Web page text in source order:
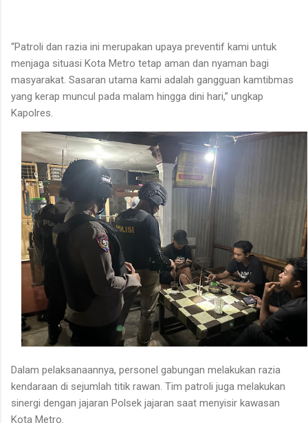
“Patroli dan razia ini merupakan upaya preventif kami untuk
menjaga situasi Kota Metro tetap aman dan nyaman bagi
masyarakat. Sasaran utama kami adalah gangguan kamtibmas
yang kerap muncul pada malam hingga dini hari,” ungkap
Kapolres.
Dalam pelaksanaannya, personel gabungan melakukan razia
kendaraan di sejumlah titik rawan. Tim patroli juga melakukan
sinergi dengan jajaran Polsek jajaran saat menyisir kawasan
Kota Metro.